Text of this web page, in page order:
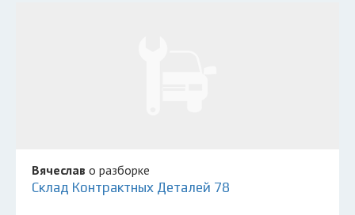
Вячеслав о разборке
Склад Контрактных Деталей 78